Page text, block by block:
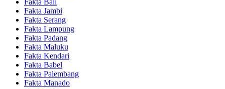
Fakta Jambi
Fakta Serang
Fakta Lampung
Fakta Padang
Fakta Maluku
Fakta Kendari
Fakta Babel
Fakta Palembang
Fakta Manado